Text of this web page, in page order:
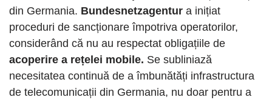
din Germania. Bundesnetzagentur a inițiat
proceduri de sancționare împotriva operatorilor,
considerând că nu au respectat obligațiile de
acoperire a rețelei mobile. Se subliniază
necesitatea continuă de a îmbunătăți infrastructura
de telecomunicații din Germania, nu doar pentru a